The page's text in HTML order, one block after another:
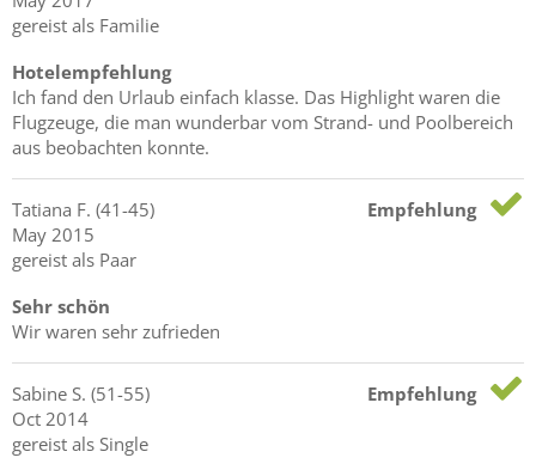
gereist als Familie
Hotelempfehlung
Ich fand den Urlaub einfach klasse. Das Highlight waren die
Flugzeuge, die man wunderbar vom Strand- und Poolbereich
aus beobachten konnte.
Tatiana F. (41-45)
May 2015
gereist als Paar
Empfehlung
Sehr schön
Wir waren sehr zufrieden
Sabine S. (51-55)
Oct 2014
gereist als Single
Empfehlung